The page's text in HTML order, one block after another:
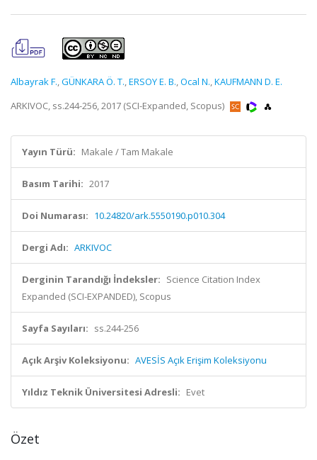
Albayrak F.,GÜNKARA Ö. T.,ERSOY E. B.,Ocal N.,KAUFMANN D. E.
ARKIVOC, ss.244-256, 2017 (SCI-Expanded, Scopus)
Yayın Türü: Makale / Tam Makale
Basım Tarihi: 2017
Doi Numarası: 10.24820/ark.5550190.p010.304
Dergi Adı: ARKIVOC
Derginin Tarandığı İndeksler: Science Citation Index
Expanded (SCI-EXPANDED), Scopus
Sayfa Sayıları: ss.244-256
Açık Arşiv Koleksiyonu: AVESİS Açık Erişim Koleksiyonu
Yıldız Teknik Üniversitesi Adresli: Evet
Özet